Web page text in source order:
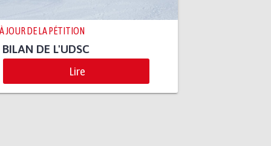
JOUR DE LA PÉTITION
BILAN DE L'UDSC
Lire